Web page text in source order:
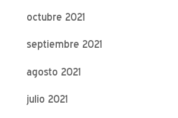
octubre 2021
septiembre 2021
agosto 2021
julio 2021